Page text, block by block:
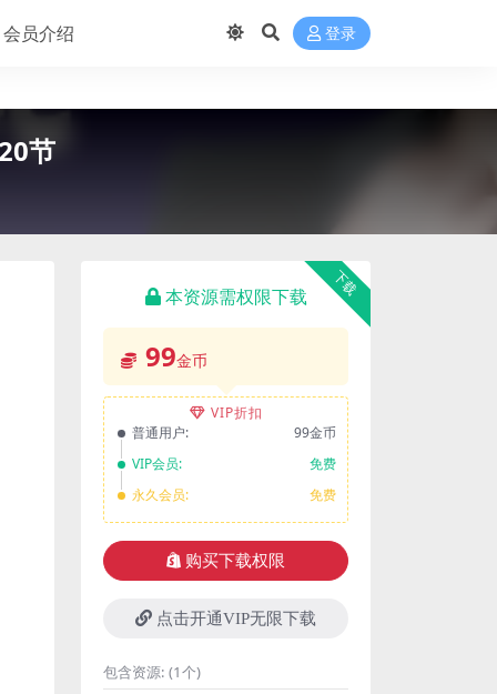
会员介绍 登录
节
下载
本资源需权限下载
99金币
VIP折扣
普通用户:
99金币
VIP会员:
免费
永久会员:
免费
购买下载权限
点击开通VIP无限下载
包含资源: (1个)